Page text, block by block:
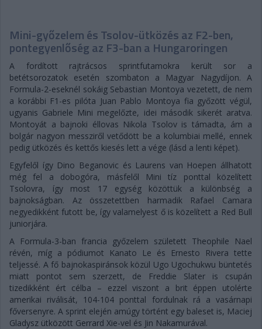
Mini-győzelem és Tsolov-ütközés az F2-ben,
pontegyenlőség az F3-ban a Hungaroringen
A fordított rajtrácsos sprintfutamokra került sor a
betétsorozatok esetén szombaton a Magyar Nagydíjon. A
Formula-2-eseknél sokáig Sebastian Montoya vezetett, de nem
a korábbi F1-es pilóta Juan Pablo Montoya fia győzött végül,
ugyanis Gabriele Mini megelőzte, idei második sikerét aratva.
Montoyát a bajnoki éllovas Nikola Tsolov is támadta, ám a
bolgár nagyon messziről vetődött be a kolumbiai mellé, ennek
pedig ütközés és kettős kiesés lett a vége (lásd a lenti képet).
Egyfelől így Dino Beganovic és Laurens van Hoepen állhatott
még fel a dobogóra, másfelől Mini tíz ponttal közelített
Tsolovra, így most 17 egység közöttük a különbség a
bajnokságban. Az összetettben harmadik Rafael Camara
negyedikként futott be, így valamelyest ő is közelített a Red Bull
juniorjára.
A Formula-3-ban francia győzelem született Theophile Nael
révén, míg a pódiumot Kanato Le és Ernesto Rivera tette
teljessé. A fő bajnokaspiránsok közül Ugo Ugochukwu büntetés
miatt pontot sem szerzett, de Freddie Slater is csupán
tizedikként ért célba – ezzel viszont a brit éppen utolérte
amerikai riválisát, 104-104 ponttal fordulnak rá a vasárnapi
főversenyre. A sprint elején amúgy történt egy baleset is, Maciej
Gladysz ütközött Gerrard Xie-vel és Jin Nakamurával.